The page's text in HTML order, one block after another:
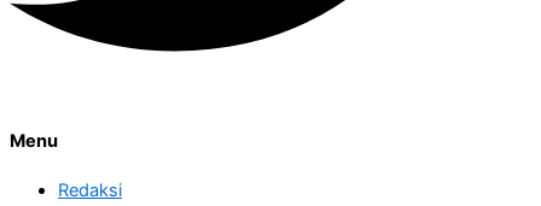
Menu
Redaksi